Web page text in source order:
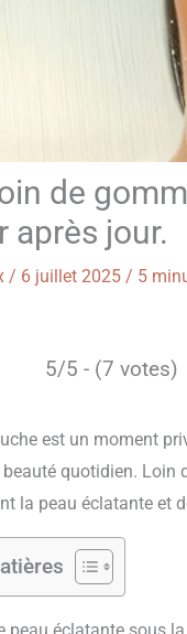
de
après jour.
/ 6 juillet 2025 / 5
5/5 - (7 votes)
est un moment
quotidien. Loin
la peau éclatante et
peau éclatante sous